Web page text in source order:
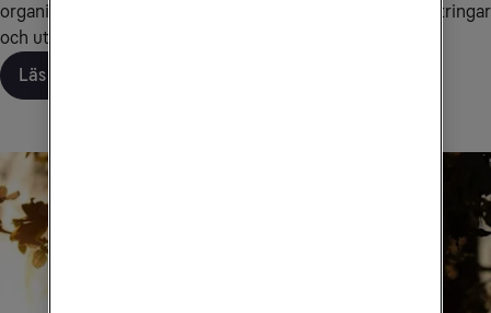
organisation. Det gemensamma målet är att skapa förbättringar
och utveckling för ditt företag.
Läs om vår samarbetsmodell